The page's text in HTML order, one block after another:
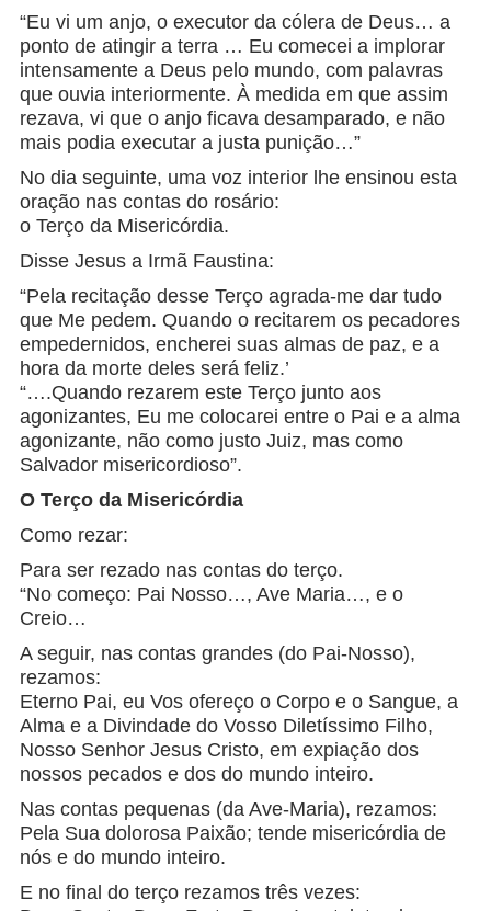
“Eu vi um anjo, o executor da cólera de Deus… a
ponto de atingir a terra … Eu comecei a implorar
intensamente a Deus pelo mundo, com palavras
que ouvia interiormente. À medida em que assim
rezava, vi que o anjo ficava desamparado, e não
mais podia executar a justa punição…”
No dia seguinte, uma voz interior lhe ensinou esta
oração nas contas do rosário:
o Terço da Misericórdia.
Disse Jesus a Irmã Faustina:
“Pela recitação desse Terço agrada-me dar tudo
que Me pedem. Quando o recitarem os pecadores
empedernidos, encherei suas almas de paz, e a
hora da morte deles será feliz.’
“….Quando rezarem este Terço junto aos
agonizantes, Eu me colocarei entre o Pai e a alma
agonizante, não como justo Juiz, mas como
Salvador misericordioso”.
O Terço da Misericórdia
Como rezar:
Para ser rezado nas contas do terço.
“No começo: Pai Nosso…, Ave Maria…, e o
Creio…
A seguir, nas contas grandes (do Pai-Nosso),
rezamos:
Eterno Pai, eu Vos ofereço o Corpo e o Sangue, a
Alma e a Divindade do Vosso Diletíssimo Filho,
Nosso Senhor Jesus Cristo, em expiação dos
nossos pecados e dos do mundo inteiro.
Nas contas pequenas (da Ave-Maria), rezamos:
Pela Sua dolorosa Paixão; tende misericórdia de
nós e do mundo inteiro.
E no final do terço rezamos três vezes: